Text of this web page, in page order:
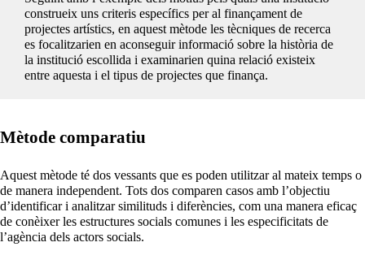
construeix uns criteris específics per al finançament de
projectes artístics, en aquest mètode les tècniques de recerca
es focalitzarien en aconseguir informació sobre la història de
la institució escollida i examinarien quina relació existeix
entre aquesta i el tipus de projectes que finança.
Mètode comparatiu
Aquest mètode té dos vessants que es poden utilitzar al mateix temps o
de manera independent. Tots dos comparen casos amb l’objectiu
d’identificar i analitzar similituds i diferències, com una manera eficaç
de conèixer les estructures socials comunes i les especificitats de
l’agència dels actors socials.